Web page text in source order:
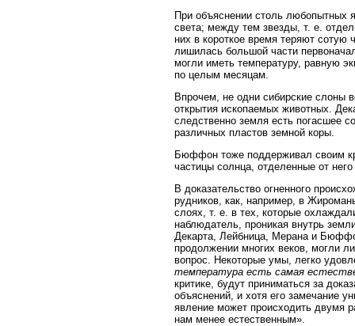
При объяснении столь любопытных
света; между тем звезды, т. е.
них в короткое время теряют сотую
лишилась большой части
могли иметь температуру, равную
по целым месяцам.
Впрочем, не одни сибирские слоны
открытия ископаемых животных.
следственно земля есть погасшее
различных пластов земной коры.
Бюффон тоже поддерживал своим
частицы солнца, отделенные от
В доказательство огненного
рудников, как, например, в
слоях, т. е. в тех, которые
наблюдатель, проникая внутрь
Декарта, Лейбница, Мерана и
продолжении многих веков, могли
вопрос. Некоторые умы, легко
температура есть самая
критике, будут приниматься за
объяснений, и хотя его замечание
явление может происходить двумя
нам менее естественным».